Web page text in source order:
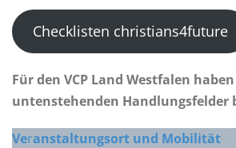
Checklisten christians4future
Für den VCP Land Westfalen
untenstehenden Handlungsfelder
Veranstaltungsort und Mobilität